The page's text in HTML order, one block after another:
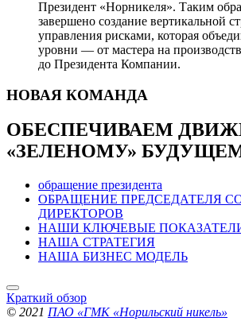
Президент «Норникеля». Таким
завершено создание вертикальной
управления рисками, которая
уровни — от мастера на
до Президента Компании.
НОВАЯ КОМАНДА
ОБЕСПЕЧИВАЕМ
«ЗЕЛЕНОМУ»
обращение президента
ОБРАЩЕНИЕ ПРЕДСЕДАТЕЛЯ
ДИРЕКТОРОВ
НАШИ КЛЮЧЕВЫЕ
НАША СТРАТЕГИЯ
НАША БИЗНЕС МОДЕЛЬ
Краткий обзор
© 2021 ПАО «ГМК «Норильский никель»